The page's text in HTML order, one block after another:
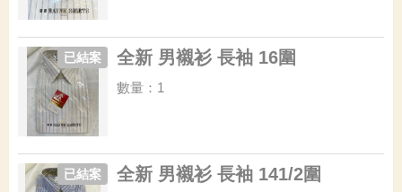
全新 男襯衫 長袖 16圍
已結案
數量：1
全新 男襯衫 長袖 141/2圍
已結案